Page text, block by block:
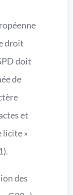
droit
doit
de
et
licite »
des